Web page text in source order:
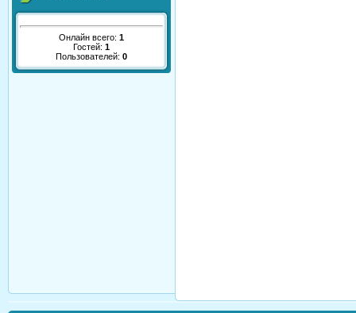
Онлайн всего: 1
Гостей: 1
Пользователей: 0